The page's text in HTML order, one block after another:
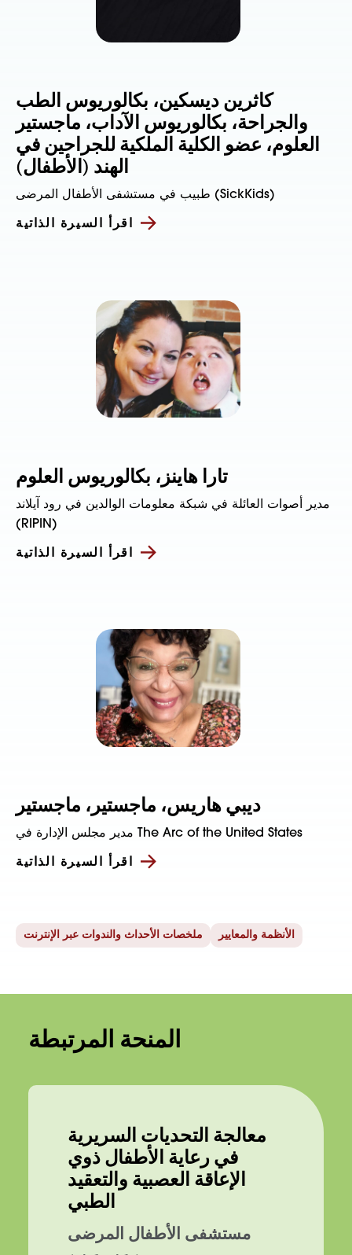
كاثرين ديسكين، بكالوريوس الطب
والجراحة، بكالوريوس الآداب، ماجستير
العلوم، عضو الكلية الملكية للجراحين في
الهند (الأطفال)
طبيب في مستشفى الأطفال المرضى (SickKids)
اقرأ السيرة الذاتية
تارا هاينز، بكالوريوس العلوم
مدير أصوات العائلة في شبكة معلومات الوالدين في رود آيلاند
(RIPIN)
اقرأ السيرة الذاتية
ديبي هاريس، ماجستير، ماجستير
مدير مجلس الإدارة في The Arc of the United States
اقرأ السيرة الذاتية
ملخصات الأحداث والندوات عبر الإنترنت الأنظمة والمعايير
المنحة المرتبطة
معالجة التحديات السريرية
في رعاية الأطفال ذوي
الإعاقة العصبية والتعقيد
الطبي
مستشفى الأطفال المرضى